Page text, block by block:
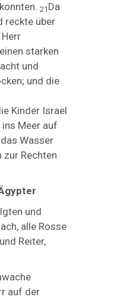
21 Da
reckte über
starken
und
und die
Kinder Israel
Meer auf
Wasser
zur Rechten
und
alle Rosse
Reiter,
auf der